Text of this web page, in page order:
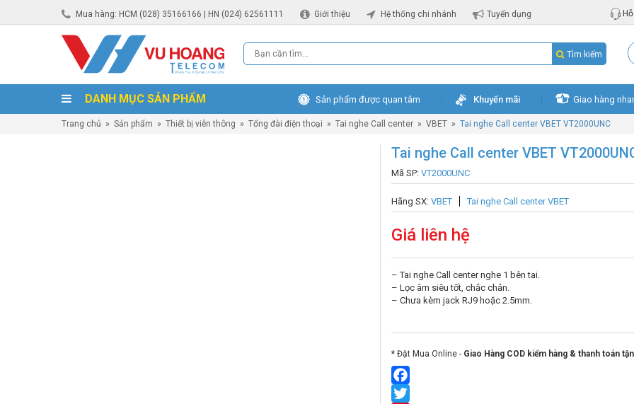
Mua hàng: HCM (028) 35166166 | HN (024) 62561111 Giới thiệu Hệ thống chi nhánh Tuyển dụng Hỗ
Tìm kiếm
DANH MỤC SẢN PHẨM Sản phẩm được quan tâm Khuyến mãi Giao hàng
Trang chủ » Sản phẩm » Thiết bị viễn thông » Tổng đài điện thoại » Tai nghe Call center » VBET » Tai nghe Call center VBET VT2000UNC
Tai nghe Call center VBET
Mã SP: VT2000UNC
Hãng SX: VBET Tai nghe Call center VBET
Giá liên hệ
– Tai nghe Call center nghe 1 bên tai.
– Lọc âm siêu tốt, chắc chắn.
– Chưa kèm jack RJ9 hoặc 2.5mm.
* Đặt Mua Online - Giao Hàng COD kiểm hàng & thanh toán
Facebook